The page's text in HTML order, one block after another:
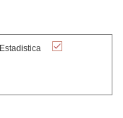
Estadistica